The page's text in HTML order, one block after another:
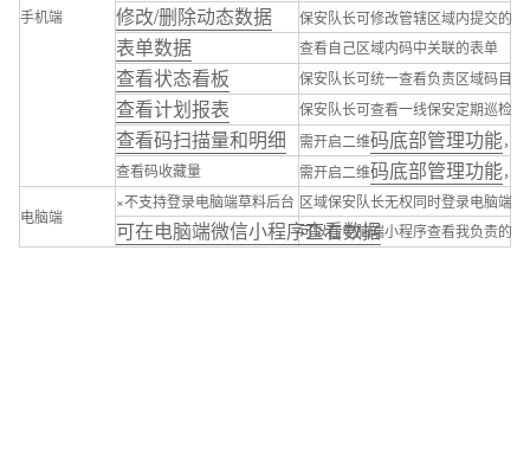
手机端 修改/删除动态数据 保安队长可修改管辖区域内提交的
表单数据 查看自己区域内码中关联的表单
查看状态看板 保安队长可统一查看负责区域码目
查看计划报表 保安队长可查看一线保安定期巡检
查看码扫描量和明细 需开启二维码底部管理功能，
查看码收藏量
需开启二维码底部管理功能，
电脑端
×不支持登录电脑端草料后台 区域保安队长无权同时登录电脑端
可在电脑端微信小程序查看数据可以在电脑端小程序查看我负责的